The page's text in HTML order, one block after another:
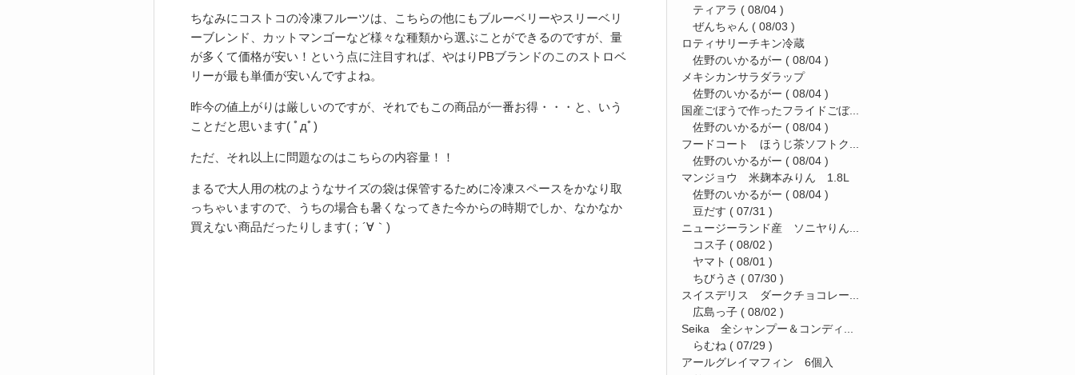
ちなみにコストコの冷凍フルーツは、こちらの他にもブルーベリーやスリーベリ
ーブレンド、カットマンゴーなど様々な種類から選ぶことができるのですが、量
が多くて価格が安い！という点に注目すれば、やはりPBブランドのこのストロベ
リーが最も単価が安いんですよね。
昨今の値上がりは厳しいのですが、それでもこの商品が一番お得・・・と、いう
ことだと思います( ﾟдﾟ)
ただ、それ以上に問題なのはこちらの内容量！！
まるで大人用の枕のようなサイズの袋は保管するために冷凍スペースをかなり取
っちゃいますので、うちの場合も暑くなってきた今からの時期でしか、なかなか
買えない商品だったりします(；´∀｀)
ティアラ ( 08/04 )
ぜんちゃん ( 08/03 )
ロティサリーチキン冷蔵
佐野のいかるがー ( 08/04 )
メキシカンサラダラップ
佐野のいかるがー ( 08/04 )
国産ごぼうで作ったフライドごぼ...
佐野のいかるがー ( 08/04 )
フードコート ほうじ茶ソフトク...
佐野のいかるがー ( 08/04 )
マンジョウ 米麹本みりん 1.8L
佐野のいかるがー ( 08/04 )
豆だす ( 07/31 )
ニュージーランド産 ソニヤりん...
コス子 ( 08/02 )
ヤマト ( 08/01 )
ちびうさ ( 07/30 )
スイスデリス ダークチョコレー...
広島っ子 ( 08/02 )
Seika 全シャンプー＆コンディ...
らむね ( 07/29 )
アールグレイマフィン 6個入